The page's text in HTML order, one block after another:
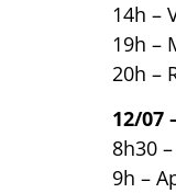
14h –
19h –
20h –
12/07
8h30
9h –